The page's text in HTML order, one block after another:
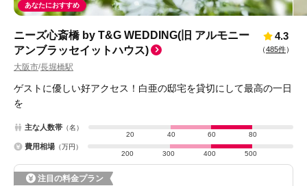
あなたにおすすめ
ニーズ心斎橋 by T&G WEDDING(旧 アルモニー
アンブラッセイットハウス)
大阪市/長堀橋駅
4.3
（485件）
ゲストに優しい好アクセス！白亜の邸宅を貸切にして最高の一日
を
主な人数帯 （名）
20
40 60 80
費用相場 （万円）
200
300 400 500
注目の料金プラン